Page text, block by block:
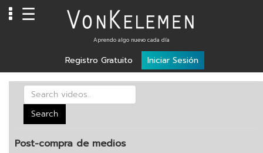
Cursos
Carreras
Costos
☰
Aprendo algo nuevo cada día
Registro Gratuito Iniciar Sesión
Search
Post-compra de medios